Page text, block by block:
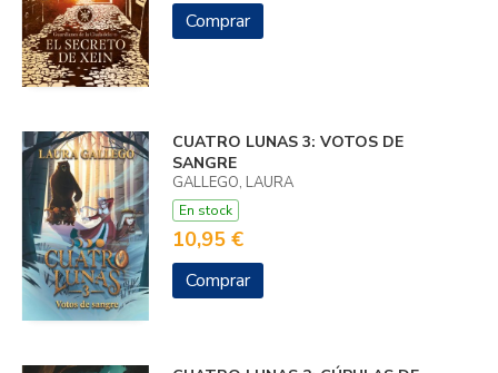
Comprar
CUATRO LUNAS 3: VOTOS DE
SANGRE
GALLEGO, LAURA
En stock
10,95 €
Comprar